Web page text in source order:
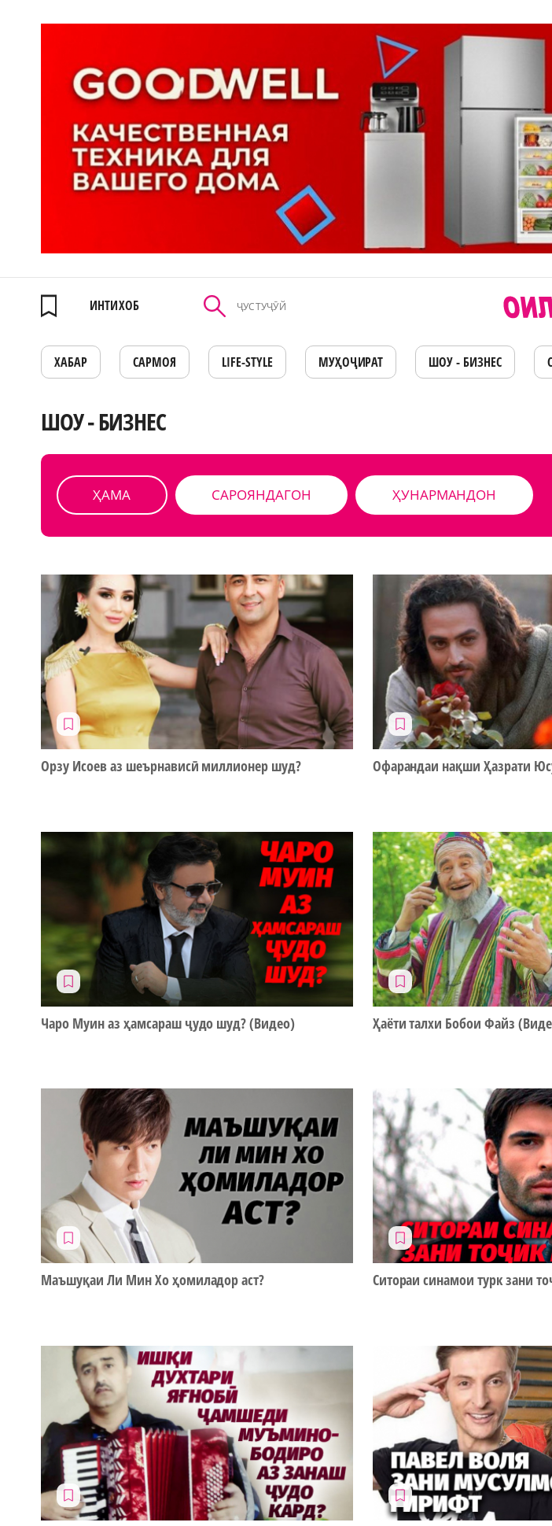
ИНТИХОБ
ХАБАР САРМОЯ LIFE-STYLE МУҲОҶИРАТ ШОУ - БИЗНЕС
ШОУ - БИЗНЕС
ҲАМА САРОЯНДАГОН ҲУНАРМАНДОН
Орзу Исоев аз шеърнависӣ миллионер шуд? Офарандаи нақши Ҳазрати
Чаро Муин аз ҳамсараш ҷудо шуд? (Видео) Ҳаёти талхи Бобои Файз
Маъшуқаи Ли Мин Хо ҳомиладор аст? Ситораи синамои турк зани